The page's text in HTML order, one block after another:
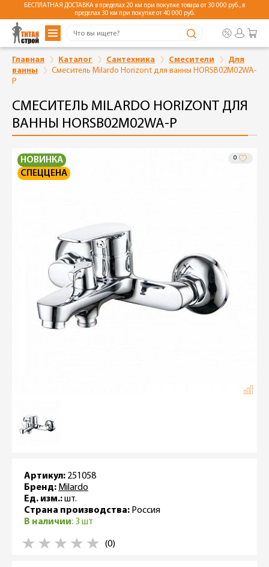
БЕСПЛАТНАЯ ДОСТАВКА в пределах 20 км при покупке товара от 30 000 руб., в
пределах 30 км при покупке от 40 000 руб.
Главная Каталог Сантехника Смесители
Для
ванны
Смеситель Milardo Horizont для ванны HORSB02M02WA-
P
СМЕСИТЕЛЬ MILARDO HORIZONT ДЛЯ
ВАННЫ HORSB02M02WA-P
0
НОВИНКА
СПЕЦЦЕНА
Артикул: 251058
Бренд: Milardo
Ед. изм.:шт.
Страна производства: Россия
В наличии: 3 шт
(0)